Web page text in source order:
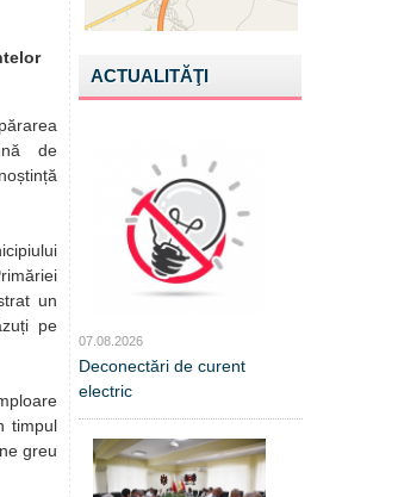
de
un
pe
timpul
greu
ACTUALITĂŢI
07.08.2026
Deconectări de curent
electric